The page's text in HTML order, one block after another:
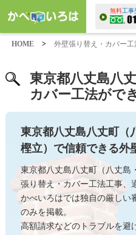
無料工事
HOME > 外壁張り替え・カバー
東京都八丈島八
カバー工法がで
東京都八丈島八丈町（
樫立）で信頼できる外
東京都八丈島八丈町（八丈島
張り替え・カバー工法工事、
かべいろはでは独自の厳しい
のみを掲載。
高額請求などのトラブルを避